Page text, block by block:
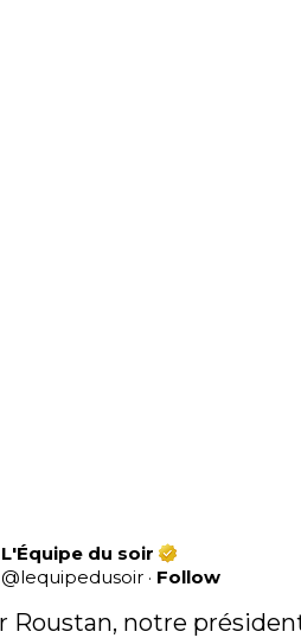
L'Équipe du soir
@lequipedusoir · Follow
Roustan, notre